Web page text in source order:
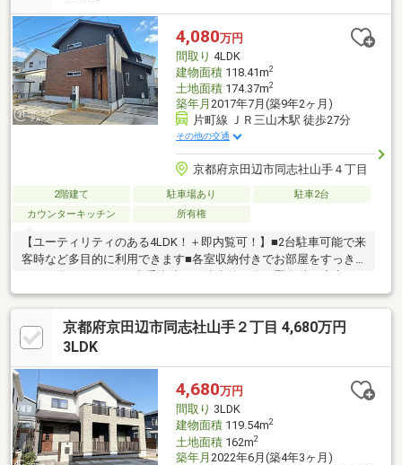
4,080万円
間取り 4LDK
建物面積118.41m2
土地面積174.37m2
築年月 2017年7月(築9年2ヶ月)
片町線 ＪＲ三山木駅 徒歩27分
その他の交通
京都府京田辺市同志社山手４丁目
2階建て 駐車場あり
駐車2台
カウンターキッチン
所有権
【ユーティリティのある4LDK！＋即内覧可！】■2台駐車可能で来
客時など多目的に利用できます■各室収納付きでお部屋をすっき
す
京都府京田辺市同志社山手２丁目 4,680万円
3LDK
4,680万円
間取り 3LDK
建物面積119.54m2
土地面積162m2
築年月 2022年6月(築4年3ヶ月)